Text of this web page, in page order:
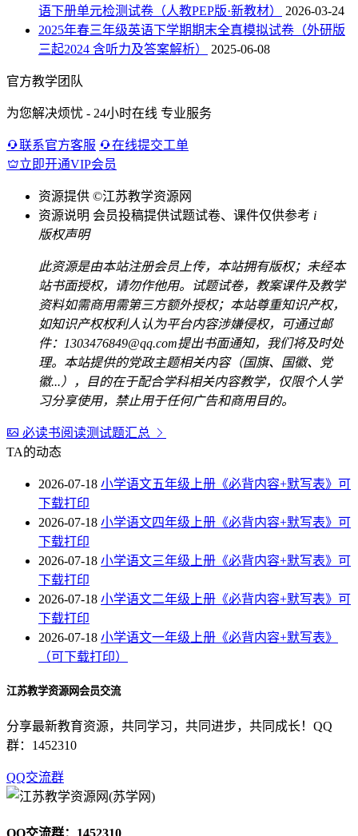
语下册单元检测试卷（人教PEP版·新教材）
2026-03-24
2025年春三年级英语下学期期末全真模拟试卷（外研版
三起2024 含听力及答案解析）
2025-06-08
官方教学团队
为您解决烦忧 - 24小时在线 专业服务
联系官方客服
在线提交工单
立即开通VIP会员
资源提供 ©江苏教学资源网
资源说明 会员投稿提供试题试卷、课件仅供参考 i
版权声明
此资源是由本站注册会员上传，本站拥有版权；未经本
站书面授权，请勿作他用。试题试卷，教案课件及教学
资料如需商用需第三方额外授权；本站尊重知识产权，
如知识产权权利人认为平台内容涉嫌侵权，可通过邮
件：1303476849@qq.com提出书面通知，我们将及时处
理。本站提供的党政主题相关内容（国旗、国徽、党
徽...），目的在于配合学科相关内容教学，仅限个人学
习分享使用，禁止用于任何广告和商用目的。
必读书阅读测试题汇总
TA的动态
2026-07-18 小学语文五年级上册《必背内容+默写表》可
下载打印
2026-07-18 小学语文四年级上册《必背内容+默写表》可
下载打印
2026-07-18 小学语文三年级上册《必背内容+默写表》可
下载打印
2026-07-18 小学语文二年级上册《必背内容+默写表》可
下载打印
2026-07-18 小学语文一年级上册《必背内容+默写表》
（可下载打印）
江苏教学资源网会员交流
分享最新教育资源，共同学习，共同进步，共同成长！QQ
群：1452310
QQ交流群
QQ交流群：1452310